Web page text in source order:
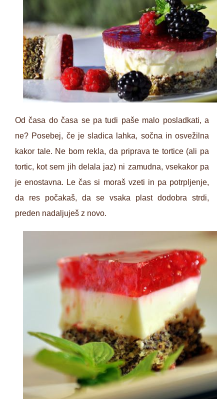
Od časa do časa se pa tudi paše malo posladkati, a
ne? Posebej, če je sladica lahka, sočna in osvežilna
kakor tale. Ne bom rekla, da priprava te tortice (ali pa
tortic, kot sem jih delala jaz) ni zamudna, vsekakor pa
je enostavna. Le čas si moraš vzeti in pa potrpljenje,
da res počakaš, da se vsaka plast dodobra strdi,
preden nadaljuješ z novo.